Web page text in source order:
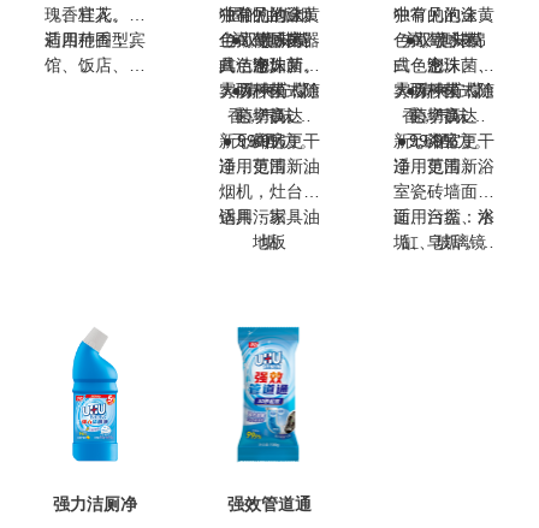
香宜人。
瑰、桂花、茉
莉四种香型。
适用范围：宾
馆、饭店、办
固的油垢烟
尘，使厨房器
具洁净如新。
中常见的金黄
色葡萄球菌、
白色念珠菌、
大肠杆菌，除
菌率高达
99.9%。
独有的泡沫配
方，泡沫绵
密。
●双喷头模
式：泡沫、喷
雾两种模式随
心切换。
●清爽柠檬
香，气味清
新，厨房更干
净，更清新。
●无磷配方。
适用范围：油
烟机，灶台，
锅具，家具、
地板
适用污垢：油
垢
中常见的金黄
色葡萄球菌、
白色念珠菌、
大肠杆菌，除
菌率高达
99.9% 。
独有的泡沫配
方，泡沫绵
密。
●双喷头模
式：泡沫、喷
雾两种模式随
心切换。
●清爽柠檬
香，气味清
新，浴室更干
净，更清新。
●无磷配方。
适用范围：浴
室瓷砖墙面地
面、台盆、浴
缸、玻璃镜
适用污垢：水
垢、皂垢，尿
强力洁厕净
强效管道通